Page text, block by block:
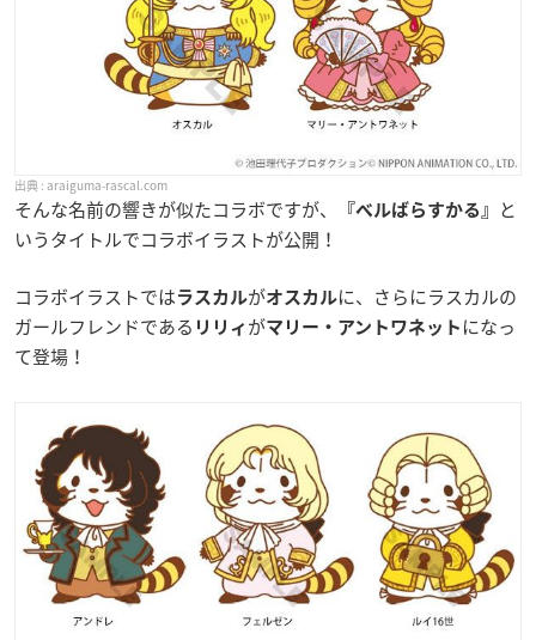
araiguma-rascal.com
そんな名前の響きが似たコラボですが、 『ベルばらすかる』
と
いうタイトルでコラボイラストが公開！
コラボイラストでは ラスカルがオスカルに、さらにラスカルの
ガールフレンドである リリィ がマリー・アントワネット になっ
て登場！